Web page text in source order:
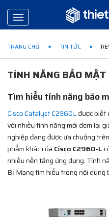
Toggle
navigation
TRANG CHỦ TIN TỨC
TÍNH NĂNG BẢO
Tìm hiểu tính năng bảo
Cisco Catalyst C2960Lđược biết
với nhiều tính năng mới đem lại
nghiệp đang được ưa chuộng
phẩm khác của Cisco C2960-L
nhiều nền tảng ứng dụng. Tính
Bị Mạng tìm hiểu trong nội dung